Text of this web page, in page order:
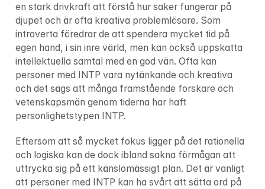
en stark drivkraft att förstå hur saker fungerar på
djupet och är ofta kreativa problemlösare. Som
introverta föredrar de att spendera mycket tid på
egen hand, i sin inre värld, men kan också uppskatta
intellektuella samtal med en god vän. Ofta kan
personer med INTP vara nytänkande och kreativa
och det sägs att många framstående forskare och
vetenskapsmän genom tiderna har haft
personlighetstypen INTP.
Eftersom att så mycket fokus ligger på det rationella
och logiska kan de dock ibland sakna förmågan att
uttrycka sig på ett känslomässigt plan. Det är vanligt
att personer med INTP kan ha svårt att sätta ord på